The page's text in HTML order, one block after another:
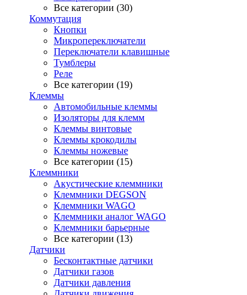
Все категории (30)
Коммутация
Кнопки
Микропереключатели
Переключатели клавишные
Тумблеры
Реле
Все категории (19)
Клеммы
Автомобильные клеммы
Изоляторы для клемм
Клеммы винтовые
Клеммы крокодилы
Клеммы ножевые
Все категории (15)
Клеммники
Акустические клеммники
Клеммники DEGSON
Клеммники WAGO
Клеммники аналог WAGO
Клеммники барьерные
Все категории (13)
Датчики
Бесконтактные датчики
Датчики газов
Датчики давления